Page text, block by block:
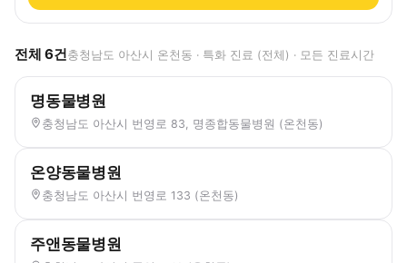
전체 6건충청남도 아산시 온천동 · 특화 진료 (전체) · 모든 진료시간
명동물병원
충청남도 아산시 번영로 83, 명종합동물병원 (온천동)
온양동물병원
충청남도 아산시 번영로 133 (온천동)
주앤동물병원